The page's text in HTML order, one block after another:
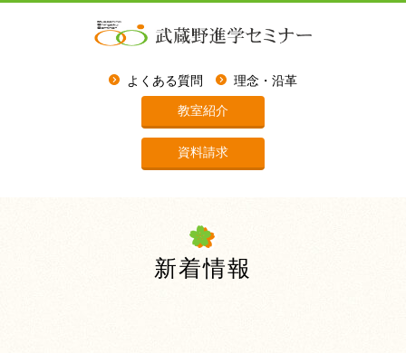
よくある質問 理念・沿革
教室紹介
資料請求
新着情報